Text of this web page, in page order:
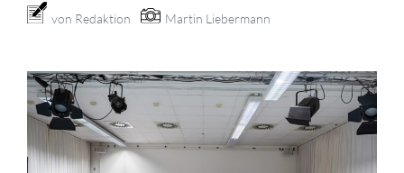
von Redaktion Martin Liebermann